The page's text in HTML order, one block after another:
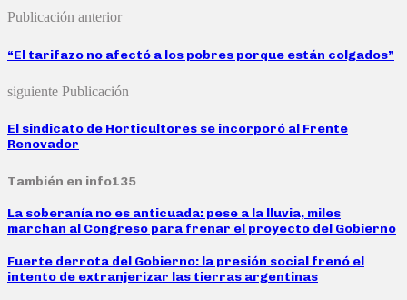
Publicación anterior
“El tarifazo no afectó a los pobres porque están colgados”
siguiente Publicación
El sindicato de Horticultores se incorporó al Frente
Renovador
También en info135
La soberanía no es anticuada: pese a la lluvia, miles
marchan al Congreso para frenar el proyecto del Gobierno
Fuerte derrota del Gobierno: la presión social frenó el
intento de extranjerizar las tierras argentinas